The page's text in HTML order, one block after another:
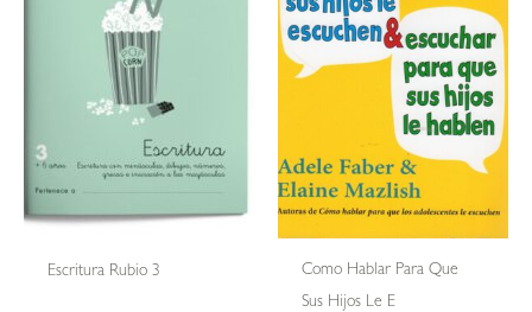
Escritura Rubio 3
Como Hablar Para Que
Sus Hijos Le E